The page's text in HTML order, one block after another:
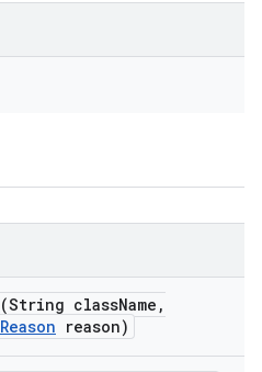
(String className ,
Reason reason)